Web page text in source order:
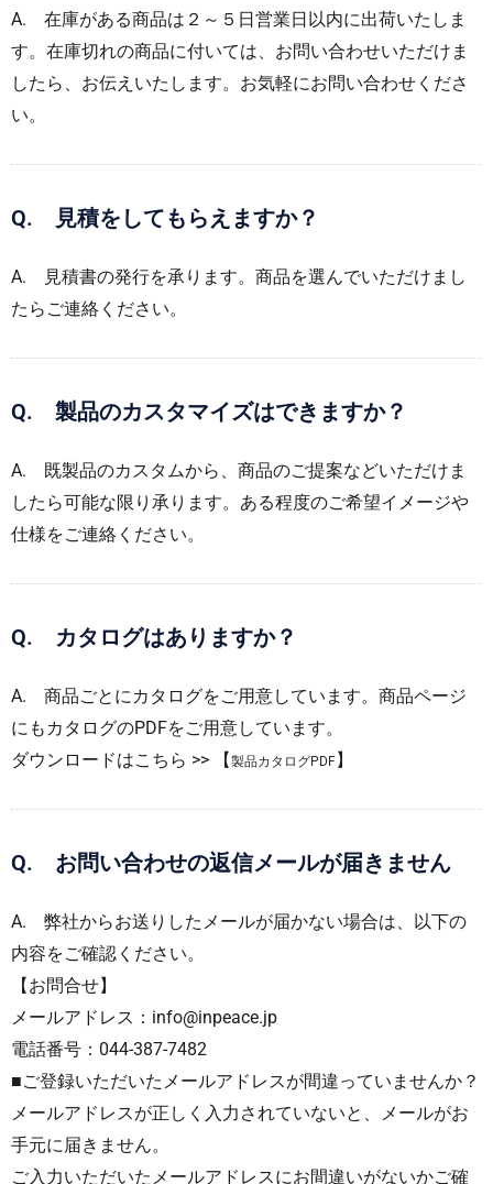
A. 在庫がある商品は ２～５日営業日以内に出荷いたしま
す。在庫切れの商品に付いては、お問い合わせいただけま
したら、お伝えいたします。お気軽にお問い合わせくださ
い。
Q. 見積をしてもらえますか？
A. 見積書の発行を承ります。商品を選んでいただけまし
たらご連絡ください。
Q. 製品のカスタマイズはできますか？
A. 既製品のカスタムから、商品のご提案などいただけま
したら可能な限り承ります。ある程度のご希望イメージや
仕様をご連絡ください。
Q. カタログはありますか？
A. 商品ごとにカタログをご用意しています。商品ページ
にもカタログのPDFをご用意しています。
ダウンロードはこちら >> 【製品カタログPDF】
Q. お問い合わせの返信メールが届きません
A. 弊社からお送りしたメールが届かない場合は、以下の
内容をご確認ください。
【お問合せ】
メールアドレス：info@inpeace.jp
電話番号：044-387-7482
■ご登録いただいたメールアドレスが間違っていませんか？
メールアドレスが正しく入力されていないと、メールがお
手元に届きません。
ご入力いただいたメールアドレスにお間違いがないかご確